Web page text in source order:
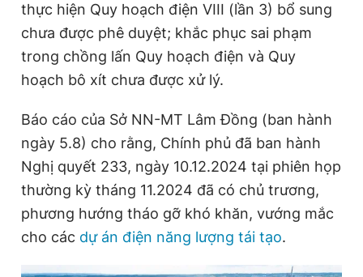
thực hiện Quy hoạch điện VIII (lần 3) bổ sung
chưa được phê duyệt; khắc phục sai phạm
trong chồng lấn Quy hoạch điện và Quy
hoạch bô xít chưa được xử lý.
Báo cáo của Sở NN-MT Lâm Đồng (ban hành
ngày 5.8) cho rằng, Chính phủ đã ban hành
Nghị quyết 233, ngày 10.12.2024 tại phiên họp
thường kỳ tháng 11.2024 đã có chủ trương,
phương hướng tháo gỡ khó khăn, vướng mắc
cho các dự án điện năng lượng tái tạo.